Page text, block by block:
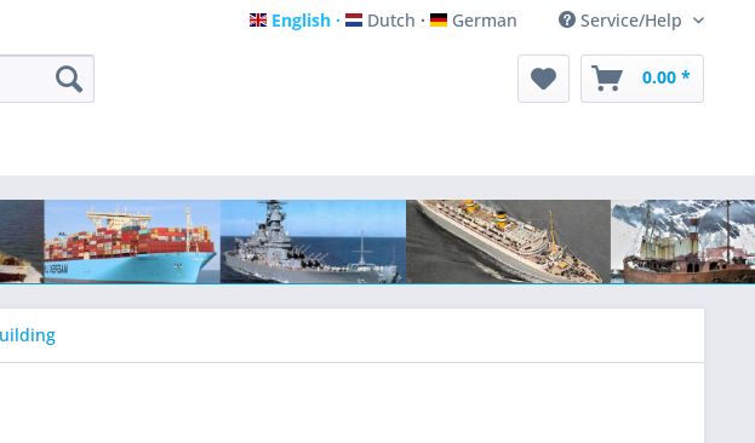
English
English Dutch
Dutch German
German Service/Help
0.00 *